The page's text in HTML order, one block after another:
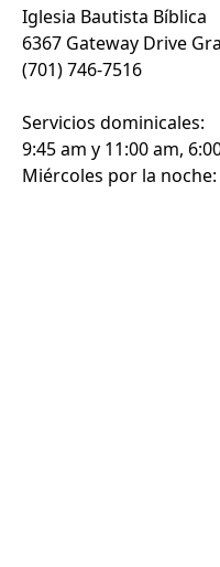
Iglesia Bautista Bíblica
6367 Gateway Drive
(701) 746-7516
Servicios dominicales:
9:45 am y 11:00 am,
Miércoles por la noche: